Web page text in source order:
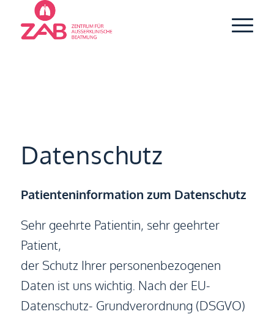
Datenschutz
Patienteninformation zum Datenschutz
Sehr geehrte Patientin, sehr geehrter
Patient,
der Schutz Ihrer personenbezogenen
Daten ist uns wichtig. Nach der EU-
Datenschutz- Grundverordnung (DSGVO)